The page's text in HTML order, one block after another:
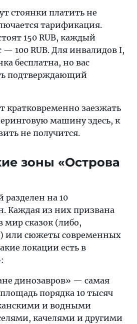
стоянки платить не
тарификация.
150 RUB, каждый
100 RUB. Для инвалидов I,
бесплатна, но вас
подтверждающий
кратковременно заезжать
машину здесь, к
не получится.
зоны «Острова
разделен на 10
Каждая из них призвана
мир сказок (либо,
или сюжеты современных
локации есть в
динозавров» — самая
порядка 10 тысяч
и водными
качелями и другими